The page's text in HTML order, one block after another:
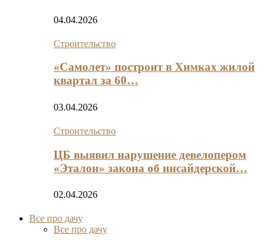
04.04.2026
Строительство
«Самолет» построит в Химках жилой
квартал за 60…
03.04.2026
Строительство
ЦБ выявил нарушение девелопером
«Эталон» закона об инсайдерской…
02.04.2026
Все про дачу
Все про дачу